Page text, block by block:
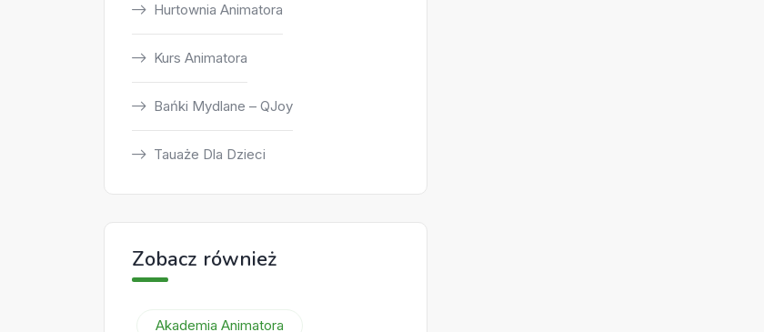
Hurtownia Animatora
Kurs Animatora
Bańki Mydlane – QJoy
Tauaże Dla Dzieci
Zobacz również
Akademia Animatora